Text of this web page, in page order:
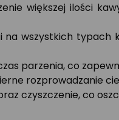
większej ilości
wszystkich
parzenia, co
rozprowadzanie
czyszczenie, co